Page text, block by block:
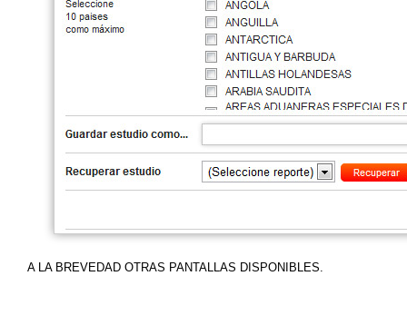
A LA BREVEDAD OTRAS PANTALLAS DISPONIBLES.